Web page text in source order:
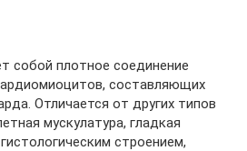
собой плотное соединение
составляющих
Отличается от других типов
мускулатура, гладкая
строением,